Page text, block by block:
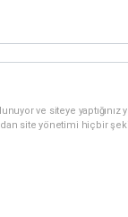
ve siteye
site yönetimi hiçbir